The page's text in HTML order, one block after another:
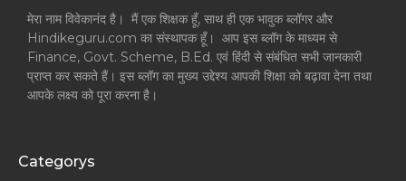
मेरा नाम विवेकानंद है। मैं एक शिक्षक हूँ, साथ ही एक भावुक ब्लॉगर और
Hindikeguru.com का संस्थापक हूँ। आप इस ब्लॉग के माध्यम से
Finance, Govt. Scheme, B.Ed. एवं हिंदी से संबंधित सभी जानकारी
प्राप्त कर सकते हैं। इस ब्लॉग का मुख्य उद्देश्य आपकी शिक्षा को बढ़ावा देना तथा
आपके लक्ष्य को पूरा करना है।
Categorys